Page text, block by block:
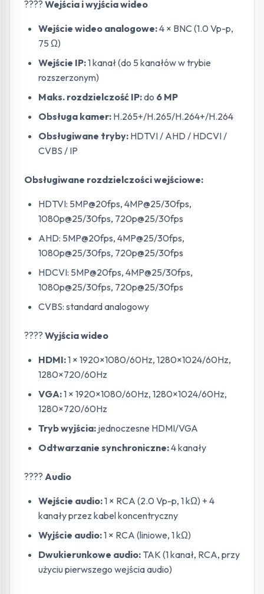
???? Wejścia i wyjścia wideo
Wejście wideo analogowe:4 × BNC (1.0 Vp-p,
75 Ω)
Wejście IP:1 kanał (do 5 kanałów w trybie
rozszerzonym)
Maks. rozdzielczość IP:do 6 MP
Obsługa kamer: H.265+/H.265/H.264+/H.264
Obsługiwane tryby: HDTVI / AHD / HDCVI /
CVBS / IP
Obsługiwane rozdzielczości wejściowe:
HDTVI: 5MP@20fps, 4MP@25/30fps,
1080p@25/30fps, 720p@25/30fps
AHD: 5MP@20fps, 4MP@25/30fps,
1080p@25/30fps, 720p@25/30fps
HDCVI: 5MP@20fps, 4MP@25/30fps,
1080p@25/30fps, 720p@25/30fps
CVBS: standard analogowy
????️ Wyjścia wideo
HDMI:1 × 1920×1080/60Hz, 1280×1024/60Hz,
1280×720/60Hz
VGA:1 × 1920×1080/60Hz, 1280×1024/60Hz,
1280×720/60Hz
Tryb wyjścia: jednoczesne HDMI/VGA
Odtwarzanie synchroniczne:4 kanały
???? Audio
Wejście audio:1 × RCA (2.0 Vp-p, 1 kΩ) + 4
kanały przez kabel koncentryczny
Wyjście audio:1 × RCA (liniowe, 1 kΩ)
Dwukierunkowe audio: TAK (1 kanał, RCA, przy
użyciu pierwszego wejścia audio)